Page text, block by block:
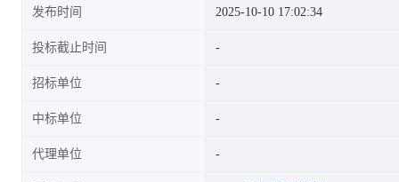
发布时间 2025-10-10 17:02:34
投标截止时间
招标单位
中标单位
代理单位